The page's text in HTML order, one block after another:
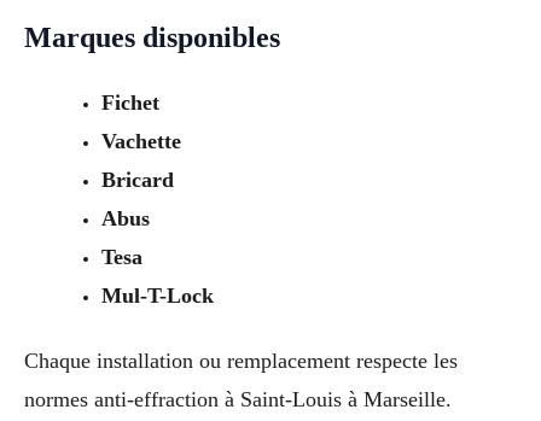
Marques disponibles
Fichet
Vachette
Bricard
Abus
Tesa
Mul-T-Lock
Chaque installation ou remplacement respecte les
normes anti-effraction à Saint-Louis à Marseille.